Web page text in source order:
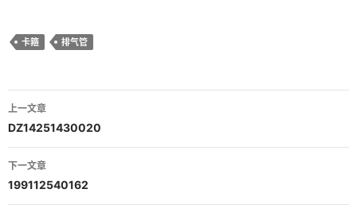
卡箍 排气管
文
章
导
航
上一文章
DZ14251430020
下一文章
199112540162